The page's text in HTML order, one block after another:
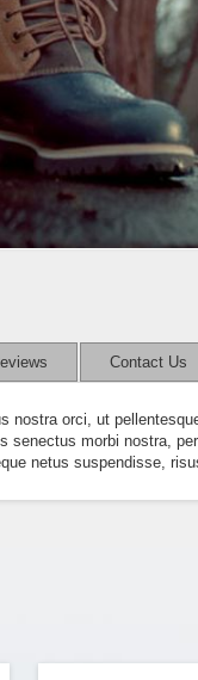
Contact Us
nostra orci, ut
senectus morbi nostra,
netus suspendisse,